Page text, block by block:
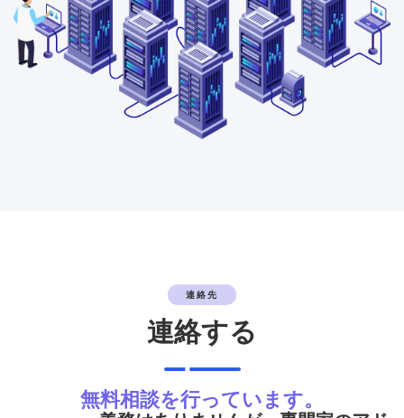
連絡先
連絡する
無料相談を行っています。